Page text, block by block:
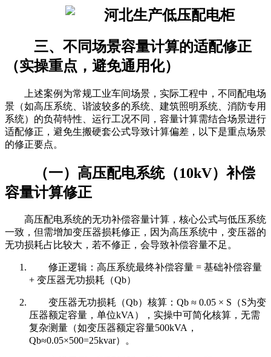
三、不同场景容量计算的适配修正
（实操重点，避免通用化）
上述案例为常规工业车间场景，实际工程中，不同配电场
景（如高压系统、谐波较多的系统、建筑照明系统、消防专用
系统）的负荷特性、运行工况不同，容量计算需结合场景进行
适配修正，避免生搬硬套公式导致计算偏差，以下是重点场景
的修正要点。
（一）高压配电系统（10kV）补偿
容量计算修正
高压配电系统的无功补偿容量计算，核心公式与低压系统
一致，但需增加变压器损耗修正，因为高压系统中，变压器的
无功损耗占比较大，若不修正，会导致补偿容量不足。
修正逻辑：高压系统最终补偿容量 = 基础补偿容量
+ 变压器无功损耗（Qb）
变压器无功损耗（Qb）核算：Qb ≈ 0.05 × S（S为变
压器额定容量，单位kVA），实操中可简化核算，无需
复杂测量（如变压器额定容量500kVA，
Qb≈0.05×500=25kvar）。